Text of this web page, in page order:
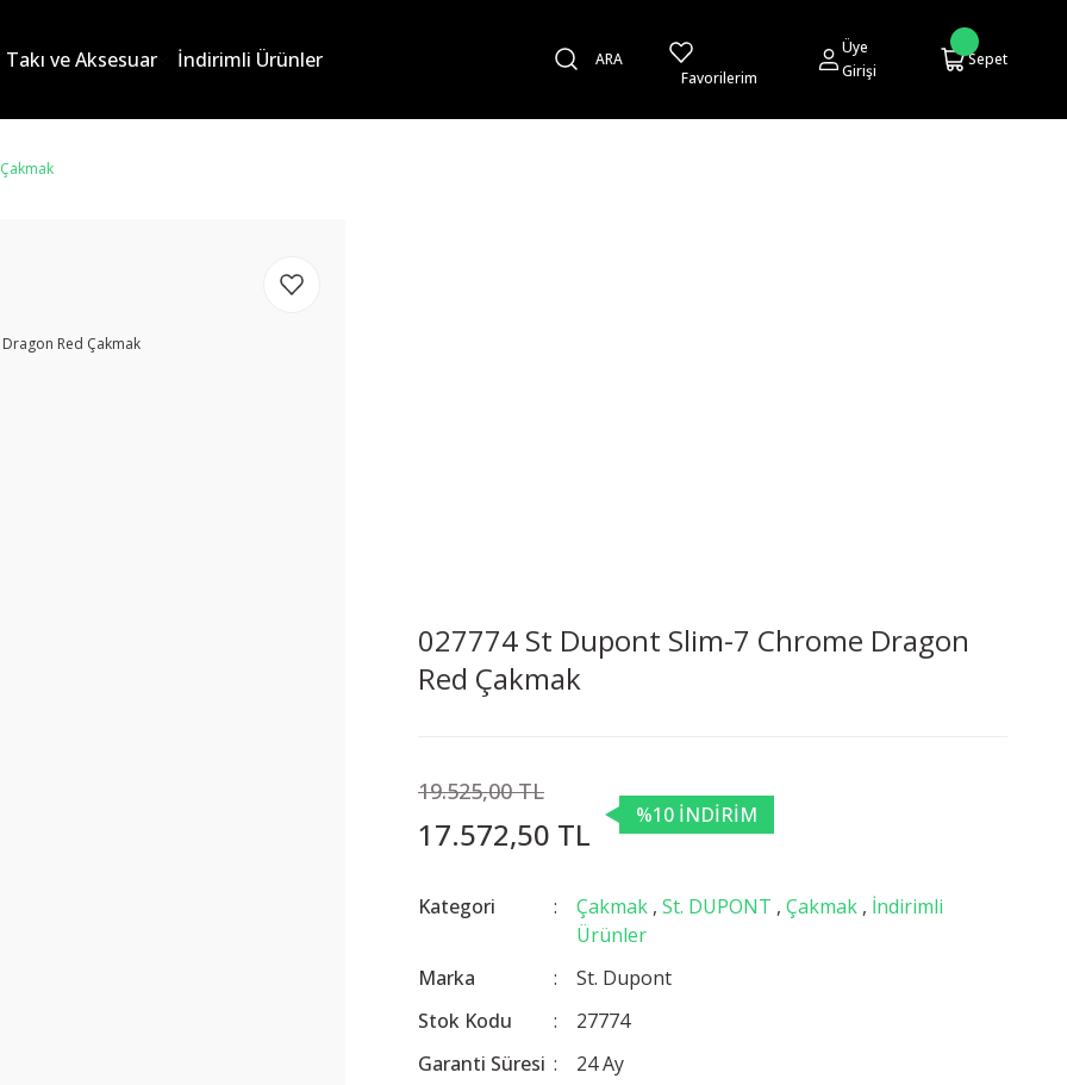
Takı ve Aksesuar İndirimli Ürünler
ARA
Favorilerim
Üye
Girişi
Sepet
027774 St Dupont Slim-7 Chrome Dragon
Red Çakmak
19.525,00 TL
17.572,50 TL %10 İNDİRİM
Kategori Çakmak , St. DUPONT , Çakmak , İndirimli
Ürünler
Marka
St. Dupont
Stok Kodu
27774
Garanti Süresi
24 Ay